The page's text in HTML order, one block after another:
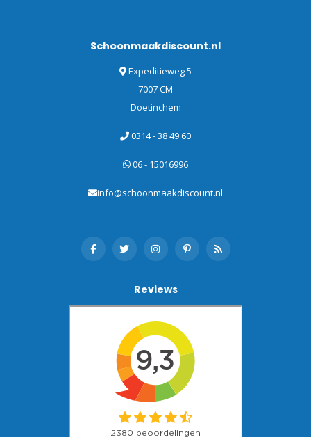
Schoonmaakdiscount.nl
Expeditieweg 5
7007 CM
Doetinchem
0314 - 38 49 60
06 - 15016996
info@schoonmaakdiscount.nl
Reviews